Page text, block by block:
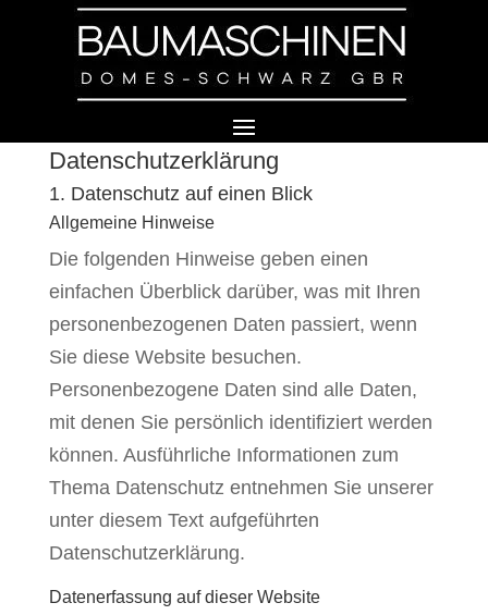
Datenschutz­erklärung
1. Datenschutz auf einen Blick
Allgemeine Hinweise
Die folgenden Hinweise geben einen
einfachen Überblick darüber, was mit Ihren
personenbezogenen Daten passiert, wenn
Sie diese Website besuchen.
Personenbezogene Daten sind alle Daten,
mit denen Sie persönlich identifiziert werden
können. Ausführliche Informationen zum
Thema Datenschutz entnehmen Sie unserer
unter diesem Text aufgeführten
Datenschutzerklärung.
Datenerfassung auf dieser Website